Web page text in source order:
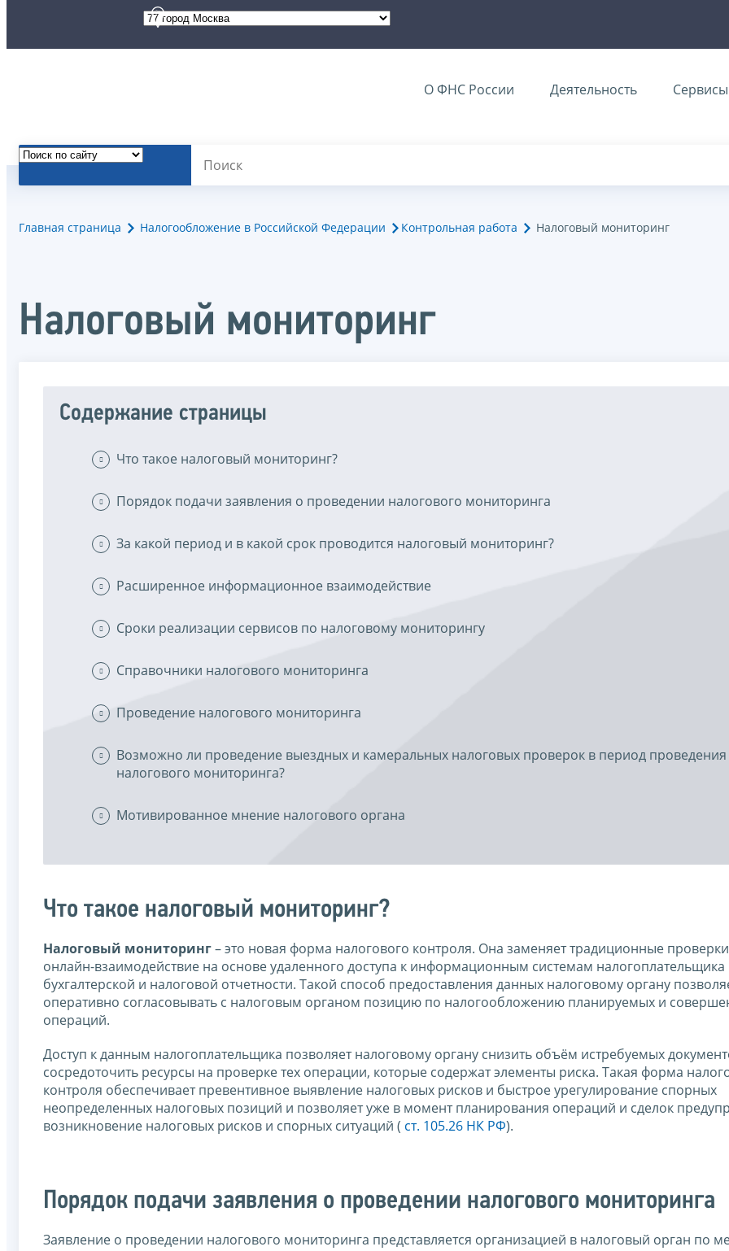
О ФНС России Деятельность Сервисы
Главная страница Налогообложение в Российской Федерации Контрольная работа Налоговый мониторинг
Налоговый мониторинг
Содержание страницы
Что такое налоговый мониторинг?
Порядок подачи заявления о проведении налогового мониторинга
За какой период и в какой срок проводится налоговый мониторинг?
Расширенное информационное взаимодействие
Сроки реализации сервисов по налоговому мониторингу
Справочники налогового мониторинга
Проведение налогового мониторинга
Возможно ли проведение выездных и камеральных налоговых проверок в период проведения
налогового мониторинга?
Мотивированное мнение налогового органа
Что такое налоговый мониторинг?
Налоговый мониторинг– это новая форма налогового контроля. Она заменяет традиционные
онлайн-взаимодействие на основе удаленного доступа к информационным системам налогоплательщика
бухгалтерской и налоговой отчетности. Такой способ предоставления данных налоговому органу
оперативно согласовывать с налоговым органом позицию по налогообложению планируемых и
операций.
Доступ к данным налогоплательщика позволяет налоговому органу снизить объём истребуемых
сосредоточить ресурсы на проверке тех операции, которые содержат элементы риска. Такая форма
контроля обеспечивает превентивное выявление налоговых рисков и быстрое урегулирование спорных
неопределенных налоговых позиций и позволяет уже в момент планирования операций и сделок
возникновение налоговых рисков и спорных ситуаций ( ст. 105.26 НК РФ).
Порядок подачи заявления о проведении налогового мониторинга
Заявление о проведении налогового мониторинга представляется организацией в налоговый орган по